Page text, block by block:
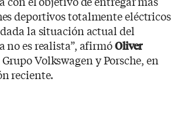
deportivos totalmente eléctricos
la situación actual del
no es realista”, afirmóOliver
Grupo Volkswagen y Porsche, en
reciente.